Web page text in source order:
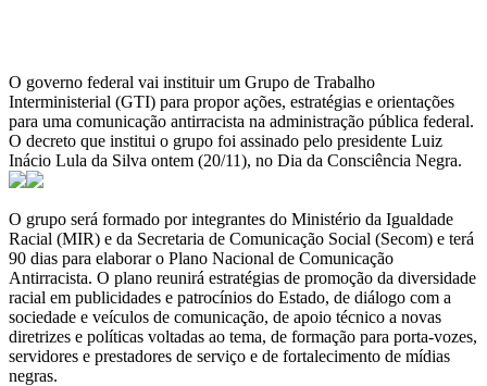
O governo federal vai instituir um Grupo de Trabalho
Interministerial (GTI) para propor ações, estratégias e orientações
para uma comunicação antirracista na administração pública federal.
O decreto que institui o grupo foi assinado pelo presidente Luiz
Inácio Lula da Silva ontem (20/11), no Dia da Consciência Negra.
O grupo será formado por integrantes do Ministério da Igualdade
Racial (MIR) e da Secretaria de Comunicação Social (Secom) e terá
90 dias para elaborar o Plano Nacional de Comunicação
Antirracista. O plano reunirá estratégias de promoção da diversidade
racial em publicidades e patrocínios do Estado, de diálogo com a
sociedade e veículos de comunicação, de apoio técnico a novas
diretrizes e políticas voltadas ao tema, de formação para porta-vozes,
servidores e prestadores de serviço e de fortalecimento de mídias
negras.